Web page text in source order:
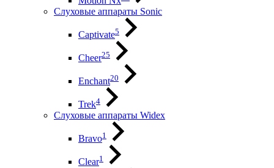
Слуховые аппараты Sonic
Captivate5
Cheer25
Enchant20
Trek4
Слуховые аппараты Widex
Bravo1
Clear1